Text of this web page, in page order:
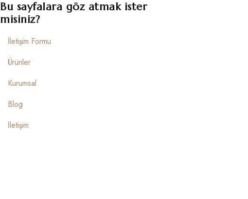
Bu sayfalara göz atmak ister
misiniz?
İletişim Formu
Ürünler
Kurumsal
Blog
İletişim